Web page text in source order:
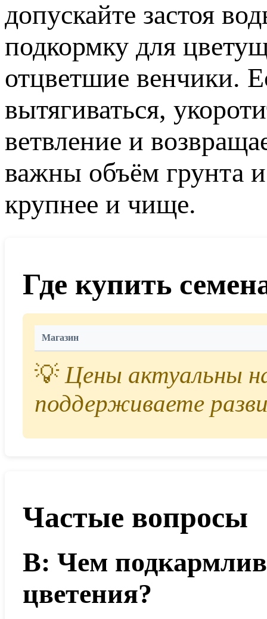
допускайте застоя
подкормку для
отцветшие венчики.
вытягиваться,
ветвление и
важны объём грунта
крупнее и чище.
Где купить
Магазин
💡Цены актуальны
поддерживаете
Частые вопросы
В: Чем
цветения?